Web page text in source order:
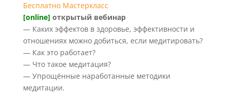
Бесплатно Мастеркласс
[online] открытый вебинар
— Каких эффектов в здоровье, эффективности и
отношениях можно добиться, если медитировать?
— Как это работает?
— Что такое медитация?
— Упрощённые наработанные методики
медитации.